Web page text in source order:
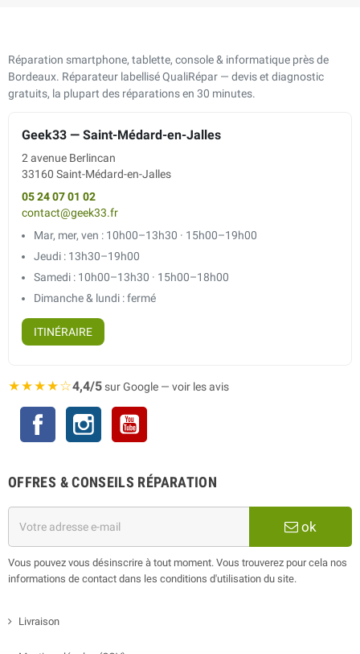
Réparation smartphone, tablette, console & informatique près de
Bordeaux. Réparateur labellisé QualiRépar — devis et diagnostic
gratuits, la plupart des réparations en 30 minutes.
Geek33 — Saint-Médard-en-Jalles
2 avenue Berlincan
33160 Saint-Médard-en-Jalles
05 24 07 01 02
contact@geek33.fr
Mar, mer, ven : 10h00–13h30 · 15h00–19h00
Jeudi : 13h30–19h00
Samedi : 10h00–13h30 · 15h00–18h00
Dimanche & lundi : fermé
ITINÉRAIRE
★★★★☆4,4/5sur Google — voir les avis
Facebook Instagram
OFFRES & CONSEILS RÉPARATION
ok
Vous pouvez vous désinscrire à tout moment. Vous trouverez pour cela nos
informations de contact dans les conditions d'utilisation du site.
Livraison